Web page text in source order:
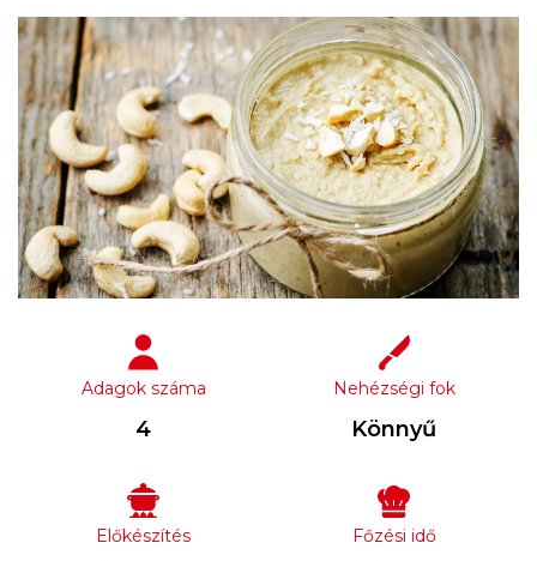
Adagok száma
4
Nehézségi fok
Könnyű
Előkészítés Főzési idő